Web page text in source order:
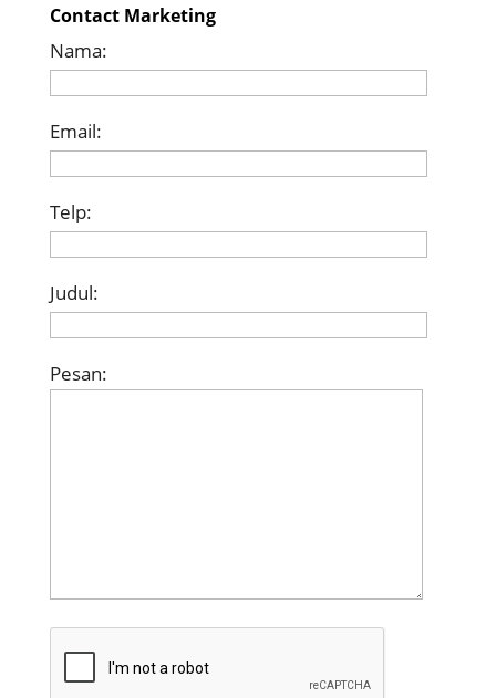
Contact Marketing
Nama:
Email:
Telp:
Judul:
Pesan: